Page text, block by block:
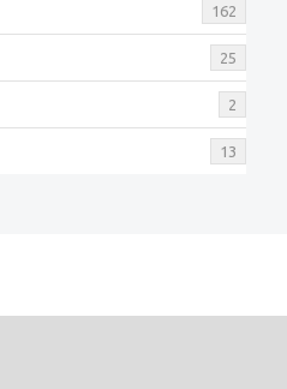
162
25
2
13